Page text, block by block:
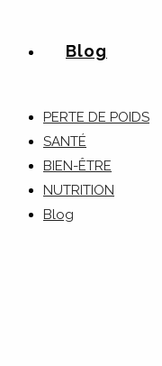
Blog
PERTE DE POIDS
SANTÉ
BIEN-ÊTRE
NUTRITION
Blog